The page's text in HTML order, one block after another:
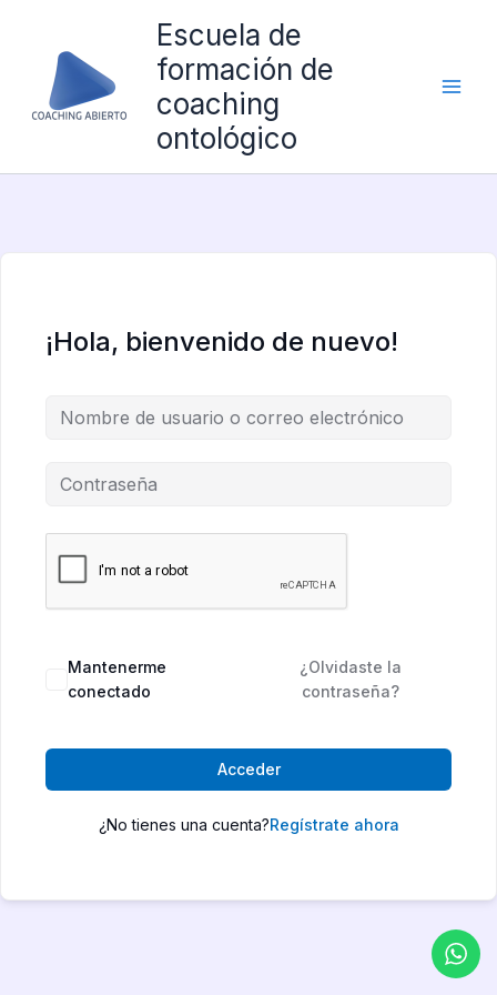
contenido
Escuela de
formación de
coaching
ontológico
¡Hola, bienvenido de nuevo!
Mantenerme
conectado
¿Olvidaste la
contraseña?
Acceder
¿No tienes una cuenta?Regístrate ahora